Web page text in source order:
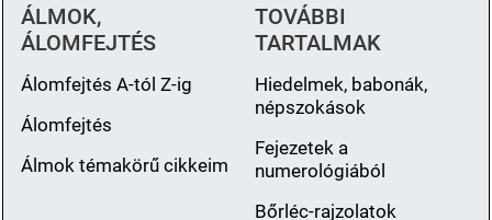
ÁLMOK,
ÁLOMFEJTÉS
Álomfejtés A-tól Z-ig
Álomfejtés
Álmok témakörű cikkeim
TOVÁBBI
TARTALMAK
Hiedelmek, babonák,
népszokások
Fejezetek a
numerológiából
Bőrléc-rajzolatok